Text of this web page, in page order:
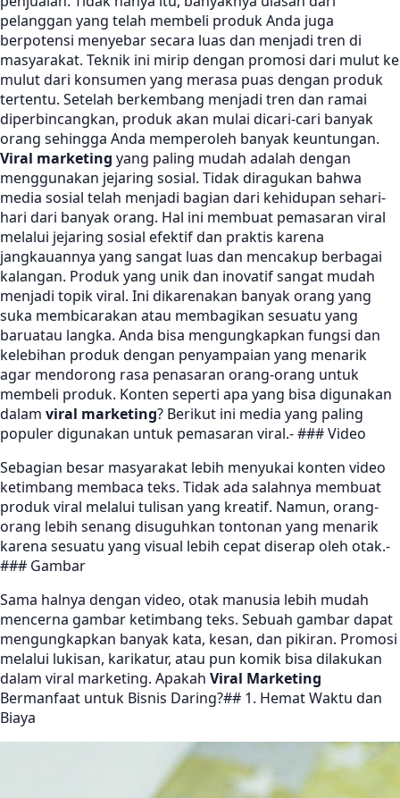
pelanggan yang telah membeli produk Anda juga
berpotensi menyebar secara luas dan menjadi tren di
masyarakat. Teknik ini mirip dengan promosi dari mulut ke
mulut dari konsumen yang merasa puas dengan produk
tertentu. Setelah berkembang menjadi tren dan ramai
diperbincangkan, produk akan mulai dicari-cari banyak
orang sehingga Anda memperoleh banyak keuntungan.
Viral marketing yang paling mudah adalah dengan
menggunakan jejaring sosial. Tidak diragukan bahwa
media sosial telah menjadi bagian dari kehidupan sehari-
hari dari banyak orang. Hal ini membuat pemasaran viral
melalui jejaring sosial efektif dan praktis karena
jangkauannya yang sangat luas dan mencakup berbagai
kalangan. Produk yang unik dan inovatif sangat mudah
menjadi topik viral. Ini dikarenakan banyak orang yang
suka membicarakan atau membagikan sesuatu yang
baruatau langka. Anda bisa mengungkapkan fungsi dan
kelebihan produk dengan penyampaian yang menarik
agar mendorong rasa penasaran orang-orang untuk
membeli produk. Konten seperti apa yang bisa digunakan
dalam viral marketing? Berikut ini media yang paling
populer digunakan untuk pemasaran viral.- ### Video
Sebagian besar masyarakat lebih menyukai konten video
ketimbang membaca teks. Tidak ada salahnya membuat
produk viral melalui tulisan yang kreatif. Namun, orang-
orang lebih senang disuguhkan tontonan yang menarik
karena sesuatu yang visual lebih cepat diserap oleh otak.-
### Gambar
Sama halnya dengan video, otak manusia lebih mudah
mencerna gambar ketimbang teks. Sebuah gambar dapat
mengungkapkan banyak kata, kesan, dan pikiran. Promosi
melalui lukisan, karikatur, atau pun komik bisa dilakukan
dalam viral marketing. Apakah Viral Marketing
Bermanfaat untuk Bisnis Daring?## 1. Hemat Waktu dan
Biaya